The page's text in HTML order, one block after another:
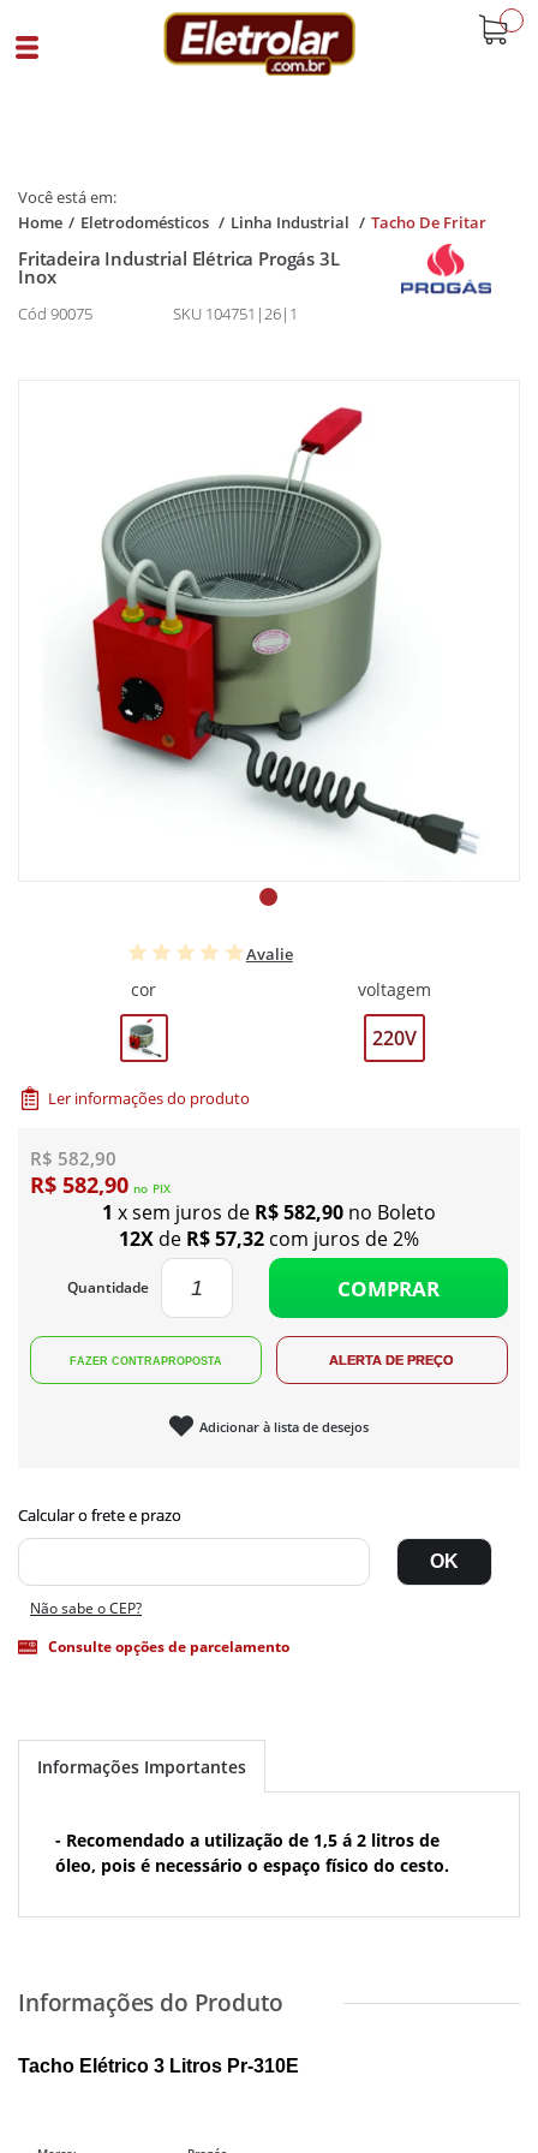
Home Eletrodomésticos Linha Industrial Tacho De Fritar
Fritadeira Industrial Elétrica Progás 3L
Inox
Cód 90075 SKU 104751|26|1
Avalie
cor voltagem
220V
Ler informações do produto
R$ 582,90
R$ 582,90 no PIX
1 x sem juros de R$ 582,90 no Boleto
12X de R$ 57,32 com juros de 2%
Quantidade COMPRAR
Adicionar à lista de desejos
Não sabe o CEP?
Consulte opções de parcelamento
Informações Importantes
- Recomendado a utilização de 1,5 á 2 litros de
óleo, pois é necessário o espaço físico do cesto.
Tacho Elétrico 3 Litros Pr-310E